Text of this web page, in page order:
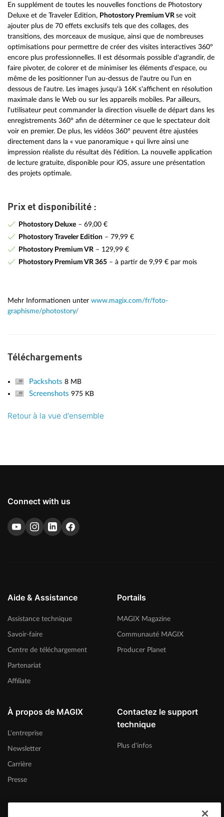
En supplément de toutes les nouvelles fonctions de Photostory
Deluxe et de Traveler Edition, Photostory Premium VR se voit
ajouter plus de 70 effets exclusifs tels que des collages, des
transitions, des morceaux de musique, ainsi que de nombreuses
optimisations pour permettre de créer des visites interactives 360°
encore plus professionnelles. Il est désormais possible d'agrandir, de
faire pivoter, de colorer et de minimiser les éléments d'espace, ou
même de les positionner l'un au-dessus de l'autre ou l'un en
dessous de l'autre. Les images jusqu'à 16K s'affichent en résolution
maximale dans le Web ou sur les appareils mobiles. Par ailleurs,
l'utilisateur peut commander la direction visuelle de départ dans les
enregistrements 360° afin de déterminer ce que le spectateur doit
voir en premier. De plus, les vidéos 360° peuvent être ajustées
directement dans la « vue panoramique » qui livre ainsi une
impression réaliste du résultat dès l'édition. La nouvelle application
de lecture gratuite, disponible pour iOS, assure une présentation
des projets optimale.
Prix et disponibilité :
Photostory Deluxe– 69,00 €
Photostory Traveler Edition– 79,99 €
Photostory Premium VR – 129,99 €
Photostory Premium VR 365– à partir de 9,99 € par mois
Mehr Informationen unter www.magix.com/fr/foto-
graphisme/photostory/
Téléchargements
Packshots8 MB
Screenshots975 KB
Retour à la vue d'ensemble
Connect with us
Aide & Assistance
Assistance technique
Savoir-faire
Centre de téléchargement
Partenariat
Affiliate
Portails
MAGIX Magazine
Communauté MAGIX
Producer Planet
À propos de MAGIX
L'entreprise
Newsletter
Carrière
Presse
Contactez le support
technique
Plus d'infos